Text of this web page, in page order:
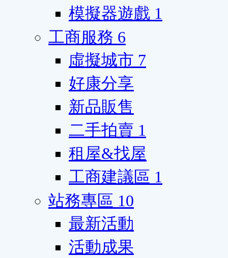
模擬器遊戲 1
工商服務 6
虛擬城市 7
好康分享
新品販售
二手拍賣 1
租屋&找屋
工商建議區 1
站務專區 10
最新活動
活動成果